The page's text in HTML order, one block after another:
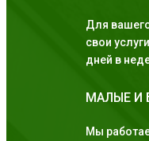
Для
свои
дней в
МАЛЫЕ И
Мы